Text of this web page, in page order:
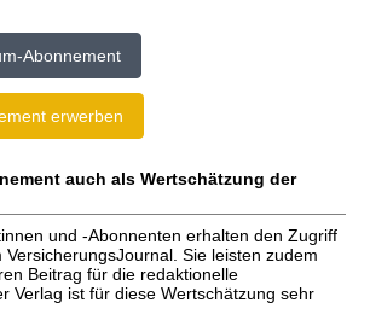
Abonnement
erwerben
auch als Wertschätzung der
und -Abonnenten erhalten den Zugriff
Sie leisten zudem
Beitrag für die redaktionelle
Verlag ist für diese Wertschätzung sehr